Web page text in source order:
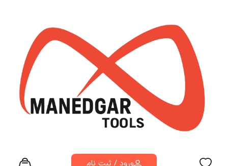
ورود / ثبت نام